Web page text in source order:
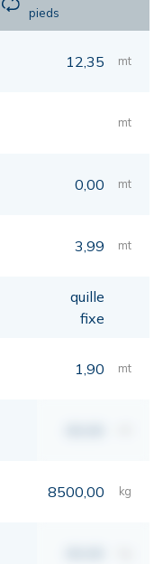
pieds
12,35 mt
mt
0,00 mt
3,99 mt
quille
fixe
1,90 mt
8500,00 kg